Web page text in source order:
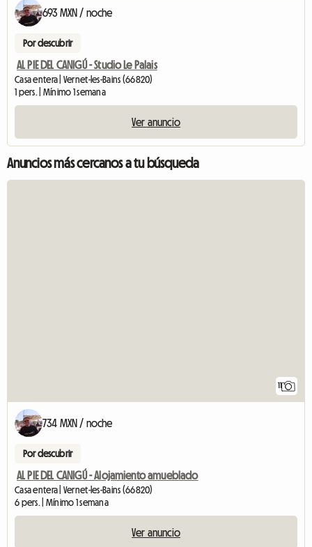
693 MXN / noche
Por descubrir
AL PIE DEL CANIGÚ - Studio Le Palais
Casa entera | Vernet-les-Bains (66820)
1 pers. | Mínimo 1 semana
Ver anuncio
Anuncios más cercanos a tu búsqueda
11
734 MXN / noche
Por descubrir
AL PIE DEL CANIGÚ - Alojamiento amueblado
Casa entera | Vernet-les-Bains (66820)
6 pers. | Mínimo 1 semana
Ver anuncio